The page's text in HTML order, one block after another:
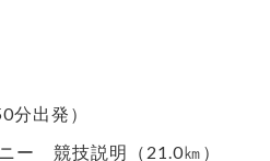
出発）
ー 競技説明（21.0㎞）